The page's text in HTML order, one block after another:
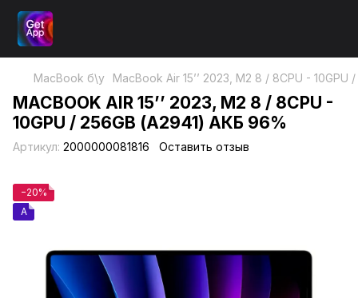
MacBook б\у MacBook Air 15’’ 2023, М2 8 / 8CPU -
MACBOOK AIR 15’’ 2023, М2 8 / 8CPU -
10GPU / 256GB (А2941) АКБ 96%
Артикул: 2000000081816 Оставить отзыв
−20%
A